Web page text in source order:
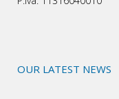
OUR LATEST NEWS